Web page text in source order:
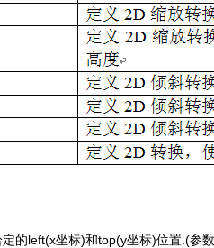
的left(x坐标)和top(y坐标)位置.(参